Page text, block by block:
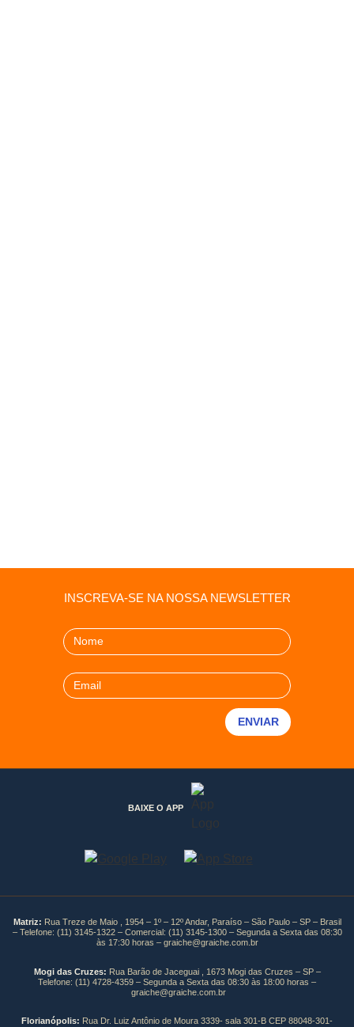
INSCREVA-SE NA NOSSA NEWSLETTER
BAIXE O APP
Matriz: Rua Treze de Maio , 1954 – 1º – 12º Andar, Paraíso – São Paulo – SP – Brasil
– Telefone: (11) 3145-1322– Comercial: (11) 3145-1300– Segunda a Sexta das 08:30
às 17:30 horas – graiche@graiche.com.br
Mogi das Cruzes: Rua Barão de Jaceguai , 1673 Mogi das Cruzes – SP –
Telefone: (11) 4728-4359 – Segunda a Sexta das 08:30 às 18:00 horas –
graiche@graiche.com.br
Florianópolis: Rua Dr. Luiz Antônio de Moura 3339- sala 301-B CEP 88048-301-